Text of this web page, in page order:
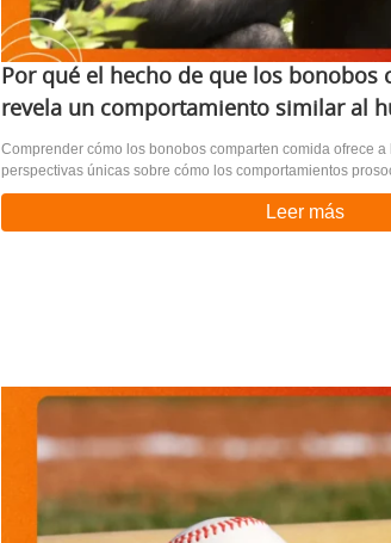
Por qué el hecho de que los bonobos
revela un comportamiento similar al
Comprender cómo los bonobos comparten comida ofrece
perspectivas únicas sobre cómo los comportamientos
Leer más